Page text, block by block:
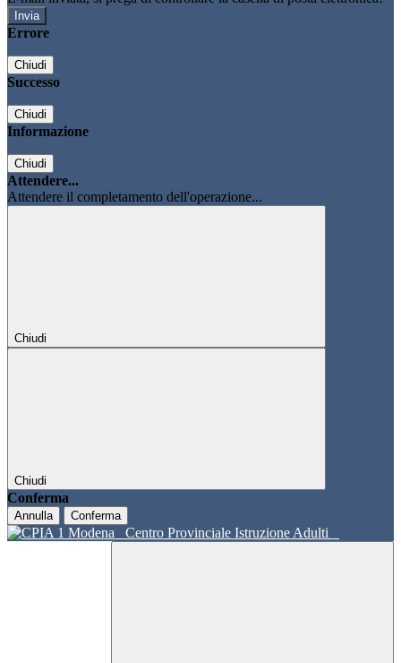
Errore
Chiudi
Successo
Chiudi
Informazione
Chiudi
Attendere...
Attendere il completamento dell'operazione...
Chiudi
Chiudi
Conferma
Annulla Conferma
Centro Provinciale Istruzione Adulti